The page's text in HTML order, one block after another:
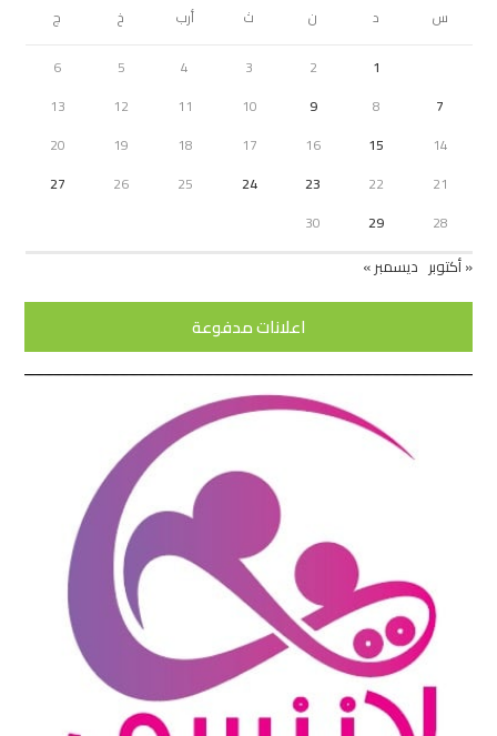
س د ن ث أرب خ
ج
1
2
3
4
5
6
7
8
9
10
11
12
13
14
15
16
17
18
19
20
21
22
23
24
25
26
27
28
29
30
« أكتوبر ديسمبر »
اعلانات مدفوعة